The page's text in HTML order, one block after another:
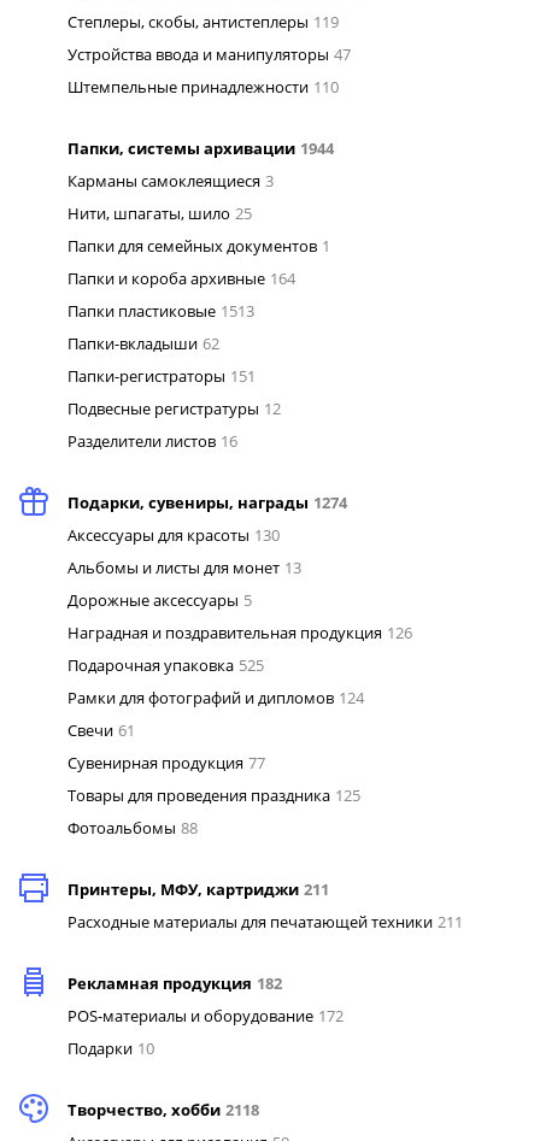
Степлеры, скобы, антистеплеры 119
Устройства ввода и манипуляторы 47
Штемпельные принадлежности 110
Папки, системы архивации 1944
Карманы самоклеящиеся 3
Нити, шпагаты, шило 25
Папки для семейных документов 1
Папки и короба архивные 164
Папки пластиковые 1513
Папки-вкладыши 62
Папки-регистраторы 151
Подвесные регистратуры 12
Разделители листов 16
Подарки, сувениры, награды 1274
Аксессуары для красоты 130
Альбомы и листы для монет 13
Дорожные аксессуары 5
Наградная и поздравительная продукция 126
Подарочная упаковка 525
Рамки для фотографий и дипломов 124
Свечи 61
Сувенирная продукция 77
Товары для проведения праздника 125
Фотоальбомы 88
Принтеры, МФУ, картриджи 211
Расходные материалы для печатающей техники 211
Рекламная продукция 182
POS-материалы и оборудование 172
Подарки 10
Творчество, хобби 2118